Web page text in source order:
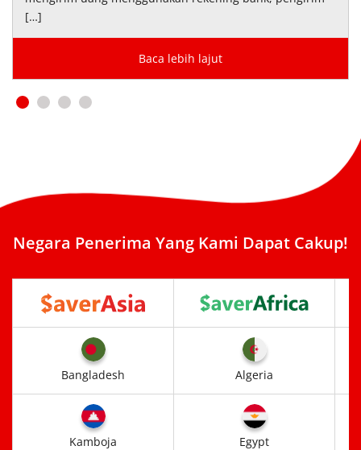
[…]
Baca lebih lajut
Negara Penerima Yang Kami Dapat Cakup!
Bangladesh Algeria
Kamboja Egypt